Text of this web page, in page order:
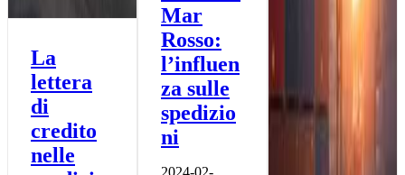
Mar
Rosso:
l’influen
za sulle
spedizio
ni
2024-02-
La
lettera
di
credito
nelle